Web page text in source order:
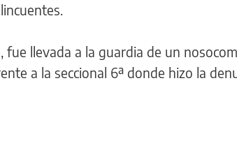
fue llevada a la guardia de un
a la seccional 6ª donde hizo la